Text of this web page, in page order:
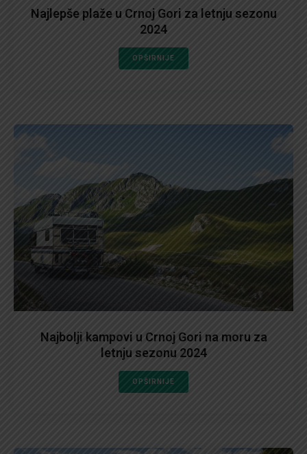
Najlepše plaže u Crnoj Gori za letnju sezonu
2024
OPŠIRNIJE
Najbolji kampovi u Crnoj Gori na moru za
letnju sezonu 2024
OPŠIRNIJE